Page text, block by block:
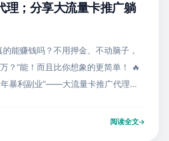
理；分享大流量卡推广躺
能赚钱吗？不用押金、不动脑子，
？”能！而且比你想象的更简单！ 🔥
暴利副业”——大流量卡推广代理！
阅读全文